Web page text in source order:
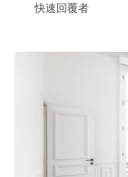
快速回覆者